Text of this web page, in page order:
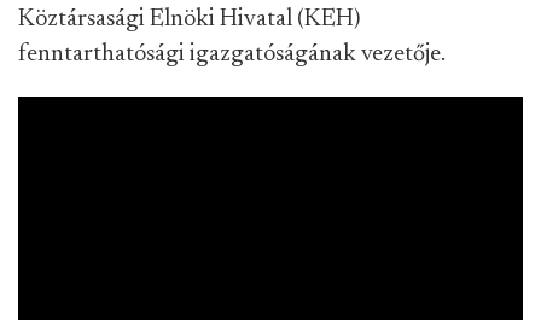
Köztársasági Elnöki Hivatal (KEH)
fenntarthatósági igazgatóságának vezetője.